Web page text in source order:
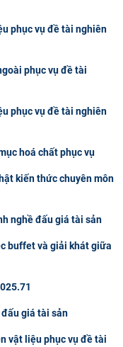
phục vụ đề tài nghiên
phục vụ đề tài
phục vụ đề tài nghiên
hoá chất phục vụ
kiến thức chuyên môn
nghề đấu giá tài sản
buffet và giải khát giữa
giá tài sản
vật liệu phục vụ đề tài